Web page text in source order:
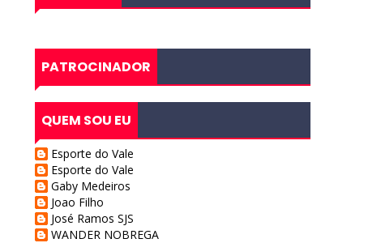
PATROCINADOR
QUEM SOU EU
Esporte do Vale
Esporte do Vale
Gaby Medeiros
Joao Filho
José Ramos SJS
WANDER NOBREGA